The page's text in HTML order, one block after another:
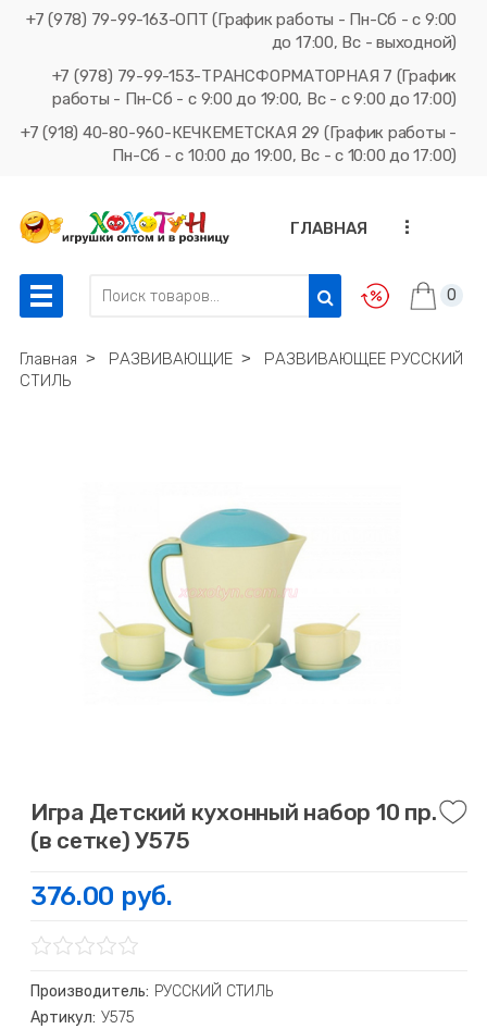
+7 (978) 79-99-163-ОПТ (График работы - Пн-Сб - с 9:00
до 17:00, Вс - выходной)
+7 (978) 79-99-153-ТРАНСФОРМАТОРНАЯ 7 (График
работы - Пн-Сб - с 9:00 до 19:00, Вс - с 9:00 до 17:00)
+7 (918) 40-80-960-КЕЧКЕМЕТСКАЯ 29 (График работы -
Пн-Сб - с 10:00 до 19:00, Вс - с 10:00 до 17:00)
ГЛАВНАЯ ...
0
Главная ˃ РАЗВИВАЮЩИЕ ˃
РАЗВИВАЮЩЕЕ РУССКИЙ
СТИЛЬ
Игра Детский кухонный набор 10 пр.
(в сетке) У575
376.00 руб.
Производитель: РУССКИЙ СТИЛЬ
Артикул: У575